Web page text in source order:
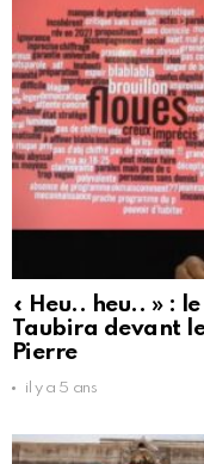
« Heu.. heu.. » :
Taubira devant
Pierre
il y a 5 ans